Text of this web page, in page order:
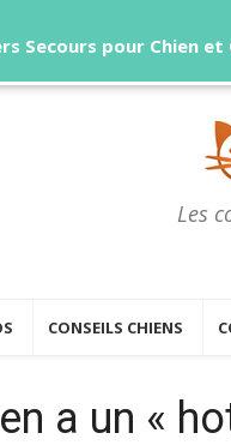
Les
CONSEILS CHIENS
a un «
Secours pour Chien et